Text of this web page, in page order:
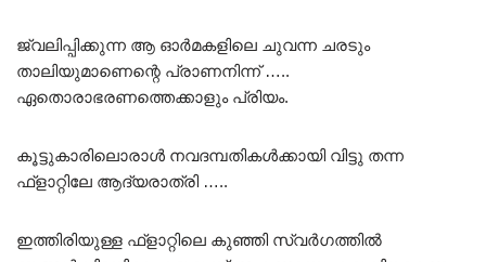
ജ്വലിപ്പിക്കുന്ന ആ ഓർമകളിലെ ചുവന്ന ചരടും
താലിയുമാണെന്റെ പ്രാണനിന്ന് …..
ഏതൊരാഭരണത്തെക്കാളും പ്രിയം.
കൂട്ടുകാരിലൊരാൾ നവദമ്പതികൾക്കായി വിട്ടു തന്ന
ഫ്ളാറ്റിലേ ആദ്യരാത്രി …..
ഇത്തിരിയുള്ള ഫ്ളാറ്റിലെ കുഞ്ഞി സ്വർഗത്തിൽ